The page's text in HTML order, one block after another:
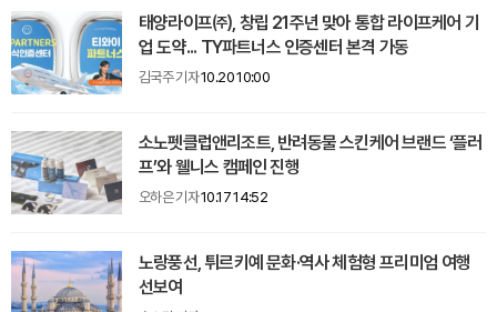
태양라이프㈜, 창립 21주년 맞아 통합 라이프케어 기
업 도약... TY파트너스 인증센터 본격 가동
김국주 기자10.20 10:00
소노펫클럽앤리조트, 반려동물 스킨케어 브랜드 ‘플러
프’와 웰니스 캠페인 진행
오하은 기자10.17 14:52
노랑풍선, 튀르키예 문화·역사 체험형 프리미엄 여행
선보여